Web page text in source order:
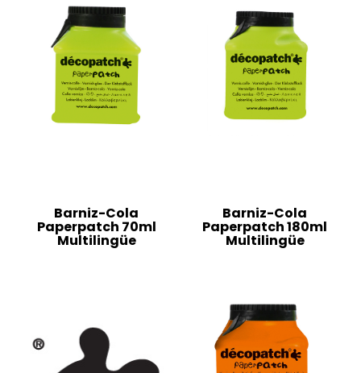
Barniz-Cola
Paperpatch 70ml
Multilingüe
Barniz-Cola
Paperpatch 180ml
Multilingüe